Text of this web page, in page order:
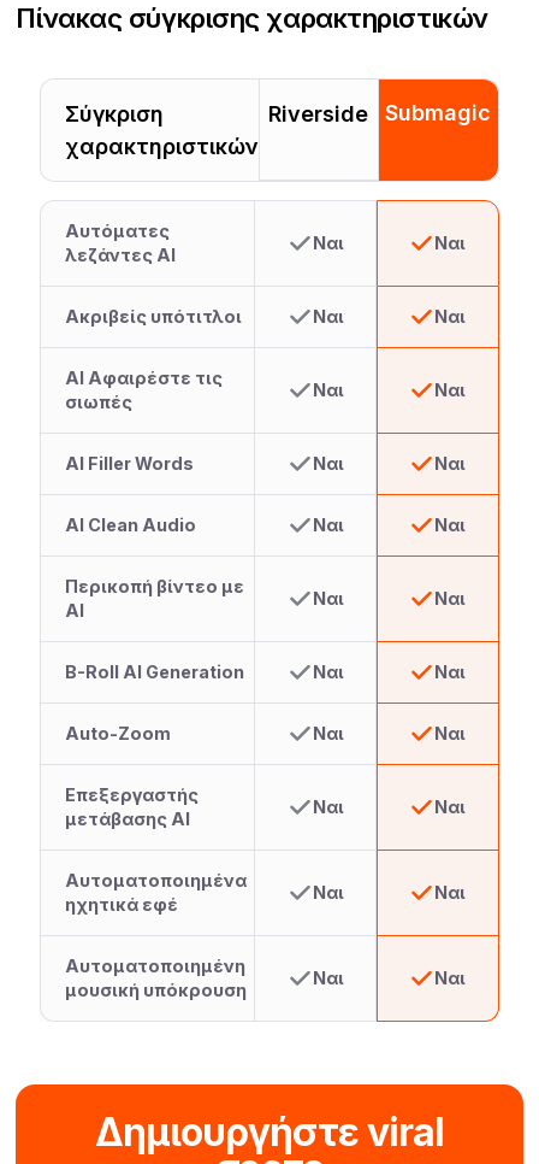
Πίνακας σύγκρισης χαρακτηριστικών
Σύγκριση
χαρακτηριστικών
Riverside Submagic
Αυτόματες
λεζάντες AI
Ναι Ναι
Ακριβείς υπότιτλοι Ναι Ναι
AI Αφαιρέστε τις
σιωπές
Ναι Ναι
AI Filler Words Ναι Ναι
AI Clean Audio Ναι Ναι
Περικοπή βίντεο με
AI
Ναι Ναι
B-Roll AI Generation Ναι Ναι
Auto-Zoom Ναι Ναι
Επεξεργαστής
μετάβασης AI
Ναι Ναι
Αυτοματοποιημένα
ηχητικά εφέ
Ναι Ναι
Αυτοματοποιημένη
μουσική υπόκρουση
Ναι Ναι
Δημιουργήστε viral